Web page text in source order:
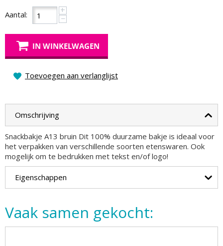
Aantal: +
−
IN WINKELWAGEN
Toevoegen aan verlanglijst
Omschrijving
Snackbakje A13 bruin Dit 100% duurzame bakje is ideaal voor
het verpakken van verschillende soorten etenswaren. Ook
mogelijk om te bedrukken met tekst en/of logo!
Eigenschappen
Vaak samen gekocht: